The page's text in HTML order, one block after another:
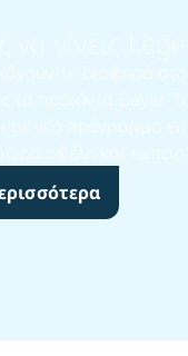
να γίνεις
κάνουν τη διαφορά
τα προϊόντα Bayer.
σε νέο πρόγραμμα
οφέλη και